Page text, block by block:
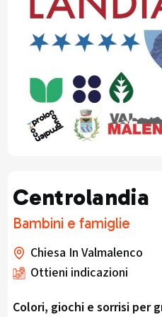
Centrolandia
Bambini e famiglie
Chiesa In Valmalenco
Ottieni indicazioni
Colori, giochi e sorrisi per